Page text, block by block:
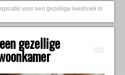
voor een gezellige leeshoek in
gezellige